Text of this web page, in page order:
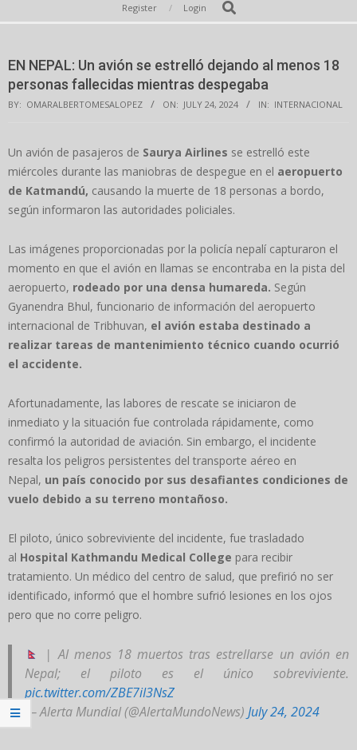
Navigation
Register Login Search
EN NEPAL: Un avión se estrelló dejando al menos 18
personas fallecidas mientras despegaba
BY: OMARALBERTOMESALOPEZ ON: JULY 24, 2024 IN: INTERNACIONAL
Un avión de pasajeros de Saurya Airlines se estrelló este
miércoles durante las maniobras de despegue en el aeropuerto
de Katmandú, causando la muerte de 18 personas a bordo,
según informaron las autoridades policiales.
Las imágenes proporcionadas por la policía nepalí capturaron el
momento en que el avión en llamas se encontraba en la pista del
aeropuerto, rodeado por una densa humareda. Según
Gyanendra Bhul, funcionario de información del aeropuerto
internacional de Tribhuvan, el avión estaba destinado a
realizar tareas de mantenimiento técnico cuando ocurrió
el accidente.
Afortunadamente, las labores de rescate se iniciaron de
inmediato y la situación fue controlada rápidamente, como
confirmó la autoridad de aviación. Sin embargo, el incidente
resalta los peligros persistentes del transporte aéreo en
Nepal, un país conocido por sus desafiantes condiciones de
vuelo debido a su terreno montañoso.
El piloto, único sobreviviente del incidente, fue trasladado
al Hospital Kathmandu Medical College para recibir
tratamiento. Un médico del centro de salud, que prefirió no ser
identificado, informó que el hombre sufrió lesiones en los ojos
pero que no corre peligro.
| Al menos 18 muertos tras estrellarse un avión en
Nepal; el piloto es el único sobreviviente.
pic.twitter.com/ZBE7iI3NsZ
— Alerta Mundial (@AlertaMundoNews) July 24, 2024